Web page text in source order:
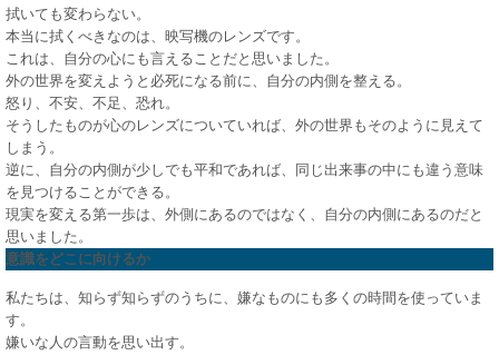
拭いても変わらない。
本当に拭くべきなのは、映写機のレンズです。
これは、自分の心にも言えることだと思いました。
外の世界を変えようと必死になる前に、自分の内側を整える。
怒り、不安、不足、恐れ。
そうしたものが心のレンズについていれば、外の世界もそのように見えて
しまう。
逆に、自分の内側が少しでも平和であれば、同じ出来事の中にも違う意味
を見つけることができる。
現実を変える第一歩は、外側にあるのではなく、自分の内側にあるのだと
思いました。
意識をどこに向けるか
私たちは、知らず知らずのうちに、嫌なものにも多くの時間を使っていま
す。
嫌いな人の言動を思い出す。